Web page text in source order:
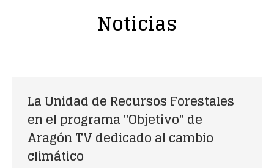
Noticias
La Unidad de Recursos Forestales
en el programa "Objetivo" de
Aragón TV dedicado al cambio
climático